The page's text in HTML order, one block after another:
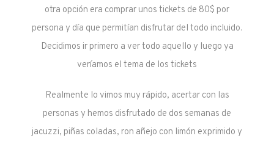
otra opción era comprar unos tickets de 80$ por
persona y día que permitían disfrutar del todo incluido.
Decidimos ir primero a ver todo aquello y luego ya
veríamos el tema de los tickets
Realmente lo vimos muy rápido, acertar con las
personas y hemos disfrutado de dos semanas de
jacuzzi, piñas coladas, ron añejo con limón exprimido y